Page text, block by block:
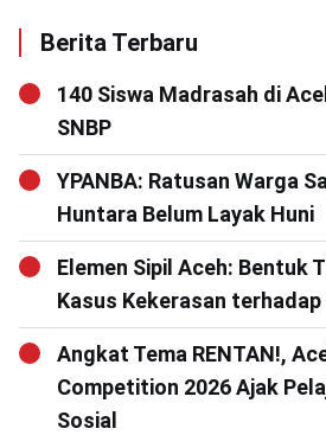
Berita Terbaru
140 Siswa Madrasah di
SNBP
YPANBA: Ratusan Warga
Huntara Belum Layak Huni
Elemen Sipil Aceh: Bentuk
Kasus Kekerasan terhadap
Angkat Tema RENTAN!,
Competition 2026 Ajak
Sosial